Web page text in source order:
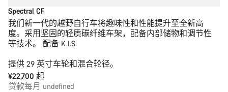
Spectral CF
我们新一代的越野自行车将趣味性和性能提升至全新高
度。采用坚固的轻质碳纤维车架，配备内部储物和调节性
等技术。 配备 K.I.S.
提供 29 英寸车轮和混合轮径。
¥22,700 起
贷款每月 undefined